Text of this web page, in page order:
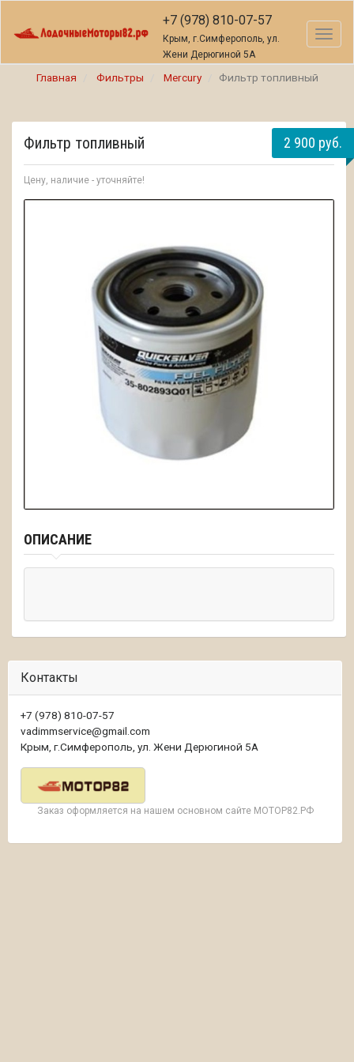
+7 (978) 810-07-57
Крым, г.Симферополь, ул.
Жени Дерюгиной 5А
Главная Фильтры Mercury Фильтр топливный
Фильтр топливный
Цену, наличие - уточняйте!
2 900 руб.
ОПИСАНИЕ
Контакты
+7 (978) 810-07-57
vadimmservice@gmail.com
Крым, г.Симферополь, ул. Жени Дерюгиной 5А
Заказ оформляется на нашем основном сайте МОТОР82.РФ